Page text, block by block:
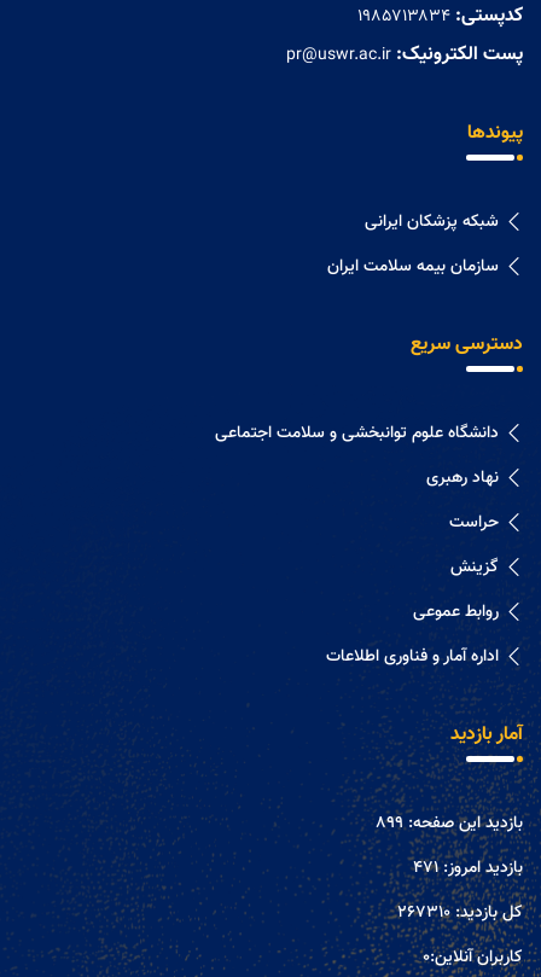
کدپستی: ۱۹۸۵۷۱۳۸۳۴
پست الکترونیک: pr@uswr.ac.ir
پیوندها
شبکه پزشکان ایرانی
سازمان بیمه سلامت ایران
دسترسی سریع
دانشگاه علوم توانبخشی و سلامت اجتماعی
نهاد رهبری
حراست
گزینش
روابط عموعی
اداره آمار و فناوری اطلاعات
آمار بازدید
بازدید این صفحه:899
بازدید امروز:471
کل بازدید:267310
کاربران آنلاین:0